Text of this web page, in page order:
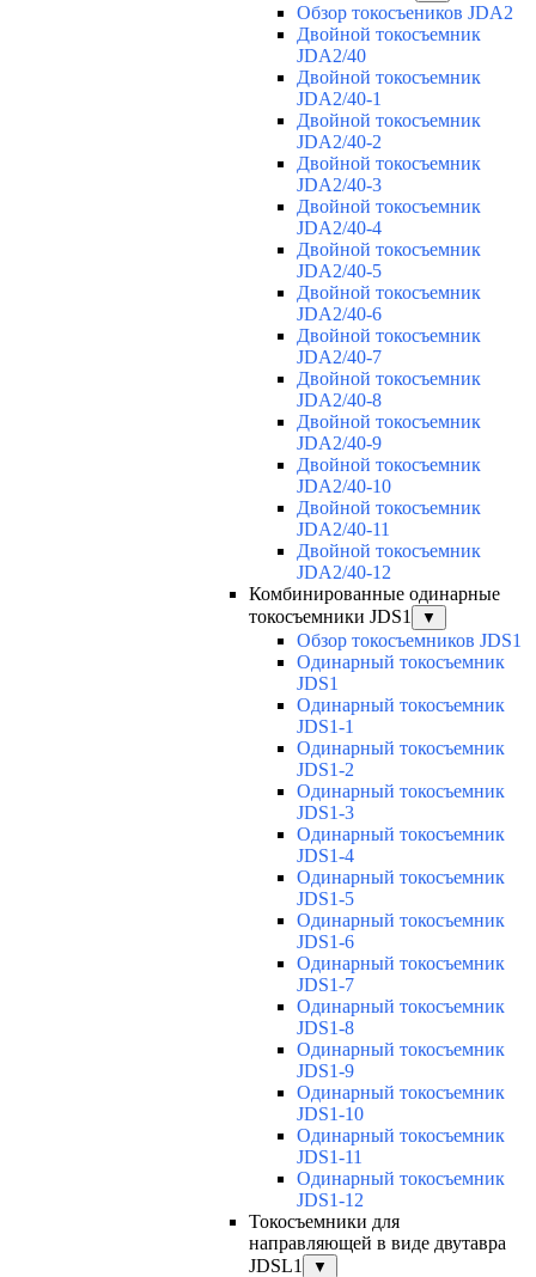
Обзор токосъеников JDA2
Двойной токосъемник
JDA2/40
Двойной токосъемник
JDA2/40-1
Двойной токосъемник
JDA2/40-2
Двойной токосъемник
JDA2/40-3
Двойной токосъемник
JDA2/40-4
Двойной токосъемник
JDA2/40-5
Двойной токосъемник
JDA2/40-6
Двойной токосъемник
JDA2/40-7
Двойной токосъемник
JDA2/40-8
Двойной токосъемник
JDA2/40-9
Двойной токосъемник
JDA2/40-10
Двойной токосъемник
JDA2/40-11
Двойной токосъемник
JDA2/40-12
Комбинированные одинарные
токосъемники JDS1
▼
Обзор токосъемников JDS1
Одинарный токосъемник
JDS1
Одинарный токосъемник
JDS1-1
Одинарный токосъемник
JDS1-2
Одинарный токосъемник
JDS1-3
Одинарный токосъемник
JDS1-4
Одинарный токосъемник
JDS1-5
Одинарный токосъемник
JDS1-6
Одинарный токосъемник
JDS1-7
Одинарный токосъемник
JDS1-8
Одинарный токосъемник
JDS1-9
Одинарный токосъемник
JDS1-10
Одинарный токосъемник
JDS1-11
Одинарный токосъемник
JDS1-12
Токосъемники для
направляющей в виде двутавра
JDSL1
▼